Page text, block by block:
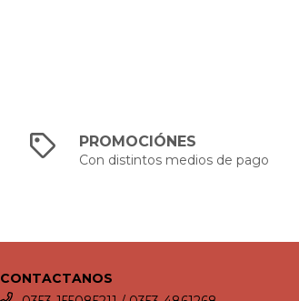
PROMOCIÓNES
Con distintos medios de pago
CONTACTANOS